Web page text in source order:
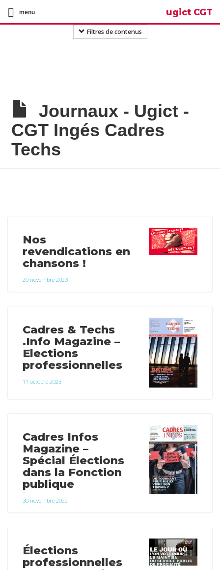
menu ugict CGT
Filtres de contenus
Journaux - Ugict -
CGT Ingés Cadres
Techs
Nos
revendications en
chansons !
20 novembre 2023
Cadres & Techs
.Info Magazine –
Elections
professionnelles
11 octobre 2023
Cadres Infos
Magazine –
Spécial Élections
dans la Fonction
publique
30 novembre 2022
Élections
professionnelles